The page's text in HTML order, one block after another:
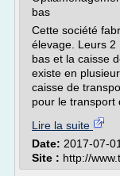
bas
Cette société
élevage. Leurs 2
bas et la caisse
existe en
caisse de
pour le transport
Lire la suite
Date: 2017-07-
Site : http://